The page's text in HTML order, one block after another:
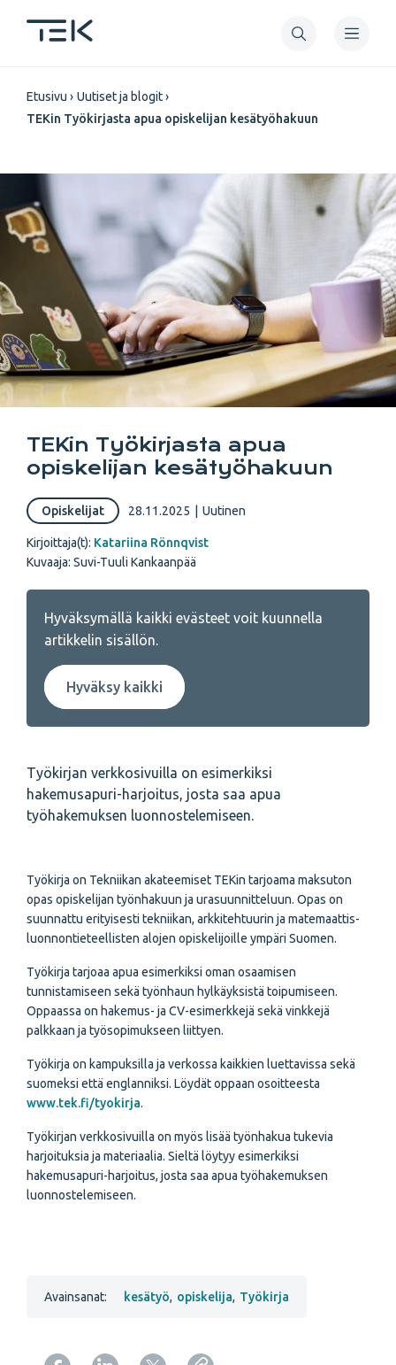
pääsisältöön
Murupolku
Etusivu
Uutiset ja blogit
TEKin Työkirjasta apua opiskelijan kesätyöhakuun
TEKin Työkirjasta apua
opiskelijan kesätyöhakuun
Opiskelijat 28.11.2025 Uutinen
Kirjoittaja(t): Katariina Rönnqvist
Kuvaaja: Suvi-Tuuli Kankaanpää
Hyväksymällä kaikki evästeet voit kuunnella
artikkelin sisällön.
Hyväksy kaikki
Työkirjan verkkosivuilla on esimerkiksi
hakemusapuri-harjoitus, josta saa apua
työhakemuksen luonnostelemiseen.
Työkirja on Tekniikan akateemiset TEKin tarjoama maksuton
opas opiskelijan työnhakuun ja urasuunnitteluun. Opas on
suunnattu erityisesti tekniikan, arkkitehtuurin ja matemaattis-
luonnontieteellisten alojen opiskelijoille ympäri Suomen.
Työkirja tarjoaa apua esimerkiksi oman osaamisen
tunnistamiseen sekä työnhaun hylkäyksistä toipumiseen.
Oppaassa on hakemus- ja CV-esimerkkejä sekä vinkkejä
palkkaan ja työsopimukseen liittyen.
Työkirja on kampuksilla ja verkossa kaikkien luettavissa sekä
suomeksi että englanniksi. Löydät oppaan osoitteesta
www.tek.fi/tyokirja.
Työkirjan verkkosivuilla on myös lisää työnhakua tukevia
harjoituksia ja materiaalia. Sieltä löytyy esimerkiksi
hakemusapuri-harjoitus, josta saa apua työhakemuksen
luonnostelemiseen.
Avainsanat: kesätyö, opiskelija, Työkirja